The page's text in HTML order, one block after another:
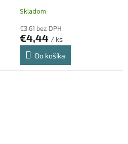
500 ml, PRONTO
Skladom
€3,61 bez DPH
€4,44 / ks
Do košíka